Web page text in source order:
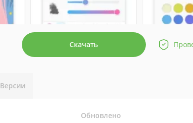
Скачать
Версии
Обновлено